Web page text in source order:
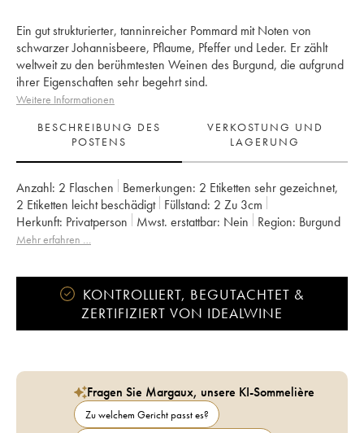
Ein gut strukturierter, tanninreicher Pommard mit Noten von
schwarzer Johannisbeere, Pflaume, Pfeffer und Leder. Er zählt
weltweit zu den berühmtesten Weinen des Burgund, die aufgrund
ihrer Eigenschaften sehr begehrt sind.
Weitere Informationen
BESCHREIBUNG DES
POSTENS
VERKOSTUNG UND
LAGERUNG
Anzahl: 2 Flaschen Bemerkungen: 2 Etiketten sehr gezeichnet,
2 Etiketten leicht beschädigt Füllstand: 2 Zu 3cm
Herkunft:
privatperson Mwst. erstattbar: nein Region:
Burgund
Appellation:
Mehr erfahren …
KONTROLLIERT, BEGUTACHTET &
ZERTIFIZIERT VON IDEALWINE
Fragen Sie Margaux, unsere KI-Sommelière
Zu welchem Gericht passt es?